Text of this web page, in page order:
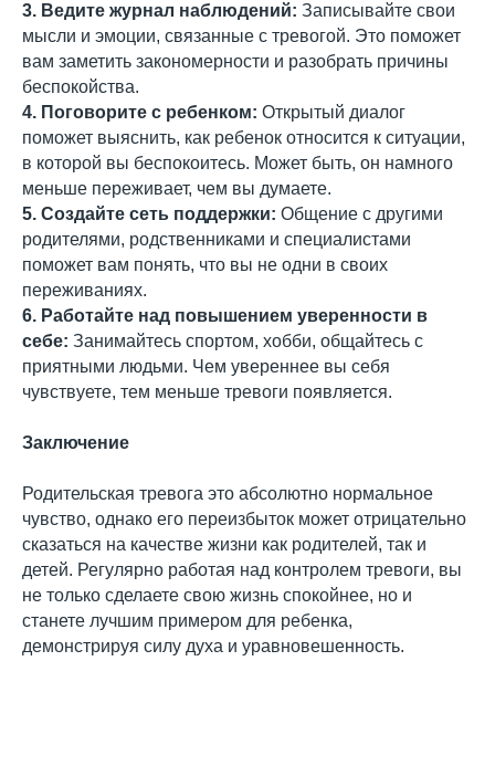
3. Ведите журнал наблюдений: Записывайте свои
мысли и эмоции, связанные с тревогой. Это поможет
вам заметить закономерности и разобрать причины
беспокойства.
4. Поговорите с ребенком: Открытый диалог
поможет выяснить, как ребенок относится к ситуации,
в которой вы беспокоитесь. Может быть, он намного
меньше переживает, чем вы думаете.
5. Создайте сеть поддержки: Общение с другими
родителями, родственниками и специалистами
поможет вам понять, что вы не одни в своих
переживаниях.
6. Работайте над повышением уверенности в
себе: Занимайтесь спортом, хобби, общайтесь с
приятными людьми. Чем увереннее вы себя
чувствуете, тем меньше тревоги появляется.
Заключение
Родительская тревога это абсолютно нормальное
чувство, однако его переизбыток может отрицательно
сказаться на качестве жизни как родителей, так и
детей. Регулярно работая над контролем тревоги, вы
не только сделаете свою жизнь спокойнее, но и
станете лучшим примером для ребенка,
демонстрируя силу духа и уравновешенность.